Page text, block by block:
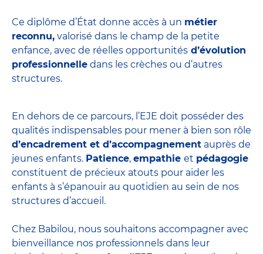
Ce diplôme d’État donne accès à un métier
reconnu, valorisé dans le champ de la petite
enfance, avec de réelles opportunités d’évolution
professionnelle dans les crèches ou d’autres
structures.
En dehors de ce parcours, l’EJE doit posséder des
qualités indispensables pour mener à bien son rôle
d’encadrement et d’accompagnement auprès de
jeunes enfants. Patience, empathie et pédagogie
constituent de précieux atouts pour aider les
enfants à s’épanouir au quotidien au sein de nos
structures d’accueil.
Chez Babilou, nous souhaitons accompagner avec
bienveillance nos professionnels dans leur